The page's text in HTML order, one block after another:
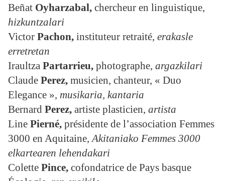
Beñat Oyharzabal, chercheur en linguistique,
hizkuntzalari
Victor Pachon, instituteur retraité, erakasle
erretretan
Iraultza Partarrieu, photographe, argazkilari
Claude Perez, musicien, chanteur, « Duo
Elegance », musikaria, kantaria
Bernard Perez, artiste plasticien, artista
Line Pierné, présidente de l’association Femmes
3000 en Aquitaine,Akitaniako Femmes 3000
elkartearen lehendakari
Colette Pince, cofondatrice de Pays basque